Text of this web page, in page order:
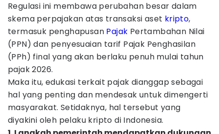
Regulasi ini membawa perubahan besar dalam
skema perpajakan atas transaksi aset kripto,
termasuk penghapusan Pajak Pertambahan Nilai
(PPN) dan penyesuaian tarif Pajak Penghasilan
(PPh) final yang akan berlaku penuh mulai tahun
pajak 2026.
Maka itu, edukasi terkait pajak dianggap sebagai
hal yang penting dan mendesak untuk dimengerti
masyarakat. Setidaknya, hal tersebut yang
diyakini oleh pelaku kripto di Indonesia.